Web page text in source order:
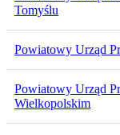
Tomyślu
Powiatowy Urząd
Powiatowy Urząd
Wielkopolskim